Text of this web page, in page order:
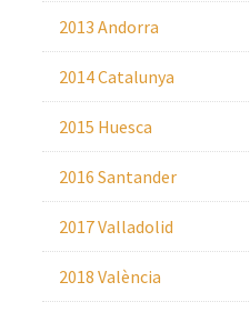
2013 Andorra
2014 Catalunya
2015 Huesca
2016 Santander
2017 Valladolid
2018 València